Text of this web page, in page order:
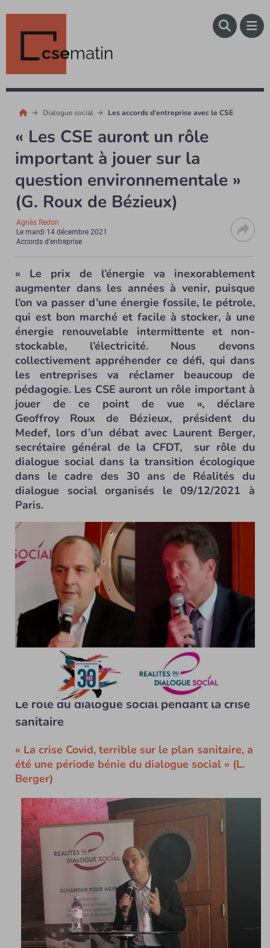
csematin
Dialogue social Les accords d’entreprise avec le CSE
« Les CSE auront un rôle
important à jouer sur la
question environnementale »
(G. Roux de Bézieux)
Agnès Redon
Lemardi 14 décembre 2021
Accords d’entreprise
« Le prix de l’énergie va inexorablement
augmenter dans les années à venir, puisque
l’on va passer d’une énergie fossile, le pétrole,
qui est bon marché et facile à stocker, à une
énergie renouvelable intermittente et non-
stockable, l’électricité. Nous devons
collectivement appréhender ce défi, qui dans
les entreprises va réclamer beaucoup de
pédagogie. Les CSE auront un rôle important à
jouer de ce point de vue », déclare
Geoffroy Roux de Bézieux, président du
Medef, lors d’un débat avec Laurent Berger,
secrétaire général de la CFDT, sur rôle du
dialogue social dans la transition écologique
dans le cadre des 30 ans de Réalités du
dialogue social organisés le 09/12/2021 à
Paris.
Laurent Berger et Geoffroy Roux de Bézieux le 09/12/2021 -
© D.R.
Le rôle du dialogue social pendant la crise
sanitaire
« La crise Covid, terrible sur le plan sanitaire, a
été une période bénie du dialogue social » (L.
Berger)